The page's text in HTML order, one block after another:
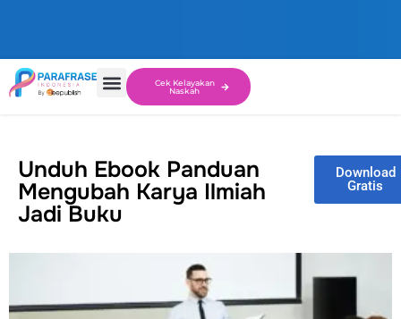
Cek Kelayakan
Naskah
Unduh Ebook Panduan
Mengubah Karya Ilmiah
Jadi Buku
Download
Gratis